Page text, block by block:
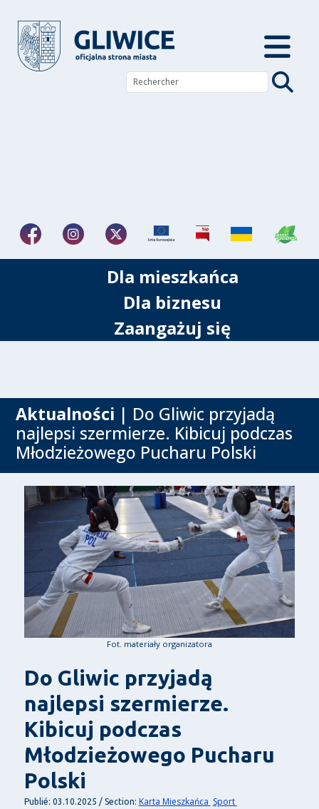
Dla mieszkańca
Dla biznesu
Zaangażuj się
Aktualności | Do Gliwic przyjadą
najlepsi szermierze. Kibicuj podczas
Młodzieżowego Pucharu Polski
Fot. materiały organizatora
Do Gliwic przyjadą
najlepsi szermierze.
Kibicuj podczas
Młodzieżowego Pucharu
Polski
Publié: 03.10.2025 / Section: Karta Mieszkańca Sport